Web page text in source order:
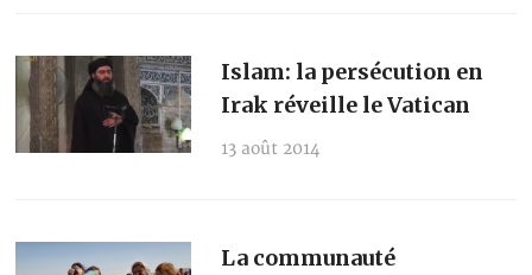
Islam: la persécution en
Irak réveille le Vatican
13 août 2014
La communauté